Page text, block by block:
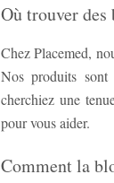
Où trouver des
Chez Placemed,
Nos produits
cherchiez une
pour vous aider.
Comment la